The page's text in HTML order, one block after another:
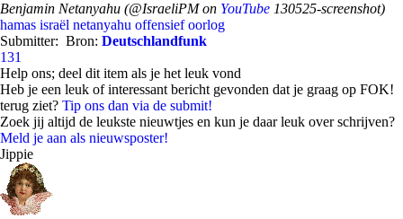
Benjamin Netanyahu (@IsraeliPM on YouTube 130525-screenshot)
hamas israël netanyahu offensief oorlog
Submitter: Bron: Deutschlandfunk
131
Help ons; deel dit item als je het leuk vond
Heb je een leuk of interessant bericht gevonden dat je graag op FOK!
terug ziet? Tip ons dan via de submit!
Zoek jij altijd de leukste nieuwtjes en kun je daar leuk over schrijven?
Meld je aan als nieuwsposter!
Jippie